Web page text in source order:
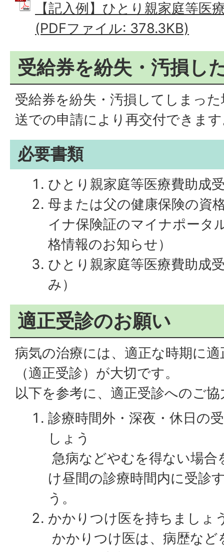
【記入例】ひとり親家庭等医
(PDFファイル: 378.3KB)
受給券を紛失・汚損し
受給券を紛失・汚損してしまっ
送での申請により再交付できま
必要書類
ひとり親家庭等医療費助成
母または父の健康保険の資
イナ保険証のマイナポータ
格情報のお知らせ）
ひとり親家庭等医療費助成
み）
適正受診のお願い
病気の治療には、適正な時期に
（適正受診）が大切です。
以下を参考に、適正受診へのご
診療時間外・深夜・休日の
しょう
急病などやむを得ない場
け昼間の診療時間内に受診
う。
かかりつけ医を持ちましょ
かかりつけ医は、病歴な